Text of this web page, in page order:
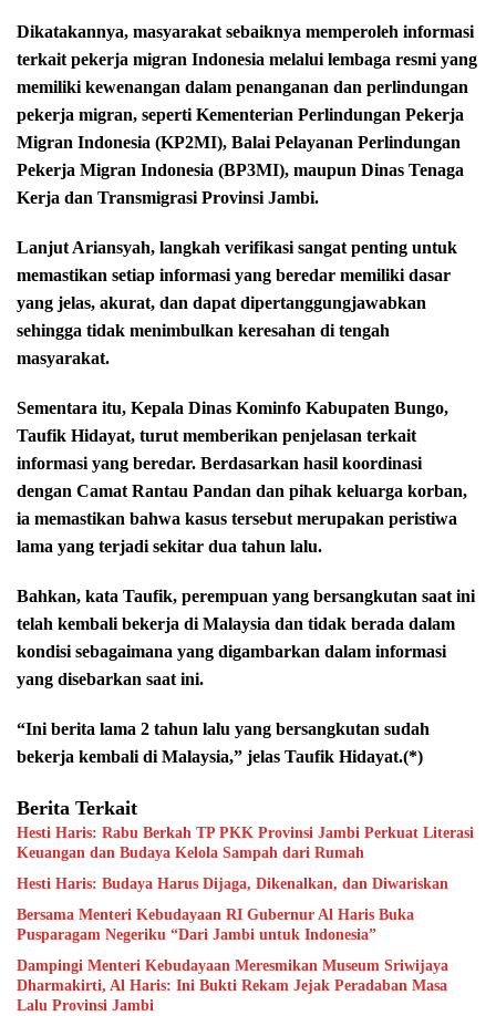
Dikatakannya, masyarakat sebaiknya memperoleh informasi
terkait pekerja migran Indonesia melalui lembaga resmi yang
memiliki kewenangan dalam penanganan dan perlindungan
pekerja migran, seperti Kementerian Perlindungan Pekerja
Migran Indonesia (KP2MI), Balai Pelayanan Perlindungan
Pekerja Migran Indonesia (BP3MI), maupun Dinas Tenaga
Kerja dan Transmigrasi Provinsi Jambi.
Lanjut Ariansyah, langkah verifikasi sangat penting untuk
memastikan setiap informasi yang beredar memiliki dasar
yang jelas, akurat, dan dapat dipertanggungjawabkan
sehingga tidak menimbulkan keresahan di tengah
masyarakat.
Sementara itu, Kepala Dinas Kominfo Kabupaten Bungo,
Taufik Hidayat, turut memberikan penjelasan terkait
informasi yang beredar. Berdasarkan hasil koordinasi
dengan Camat Rantau Pandan dan pihak keluarga korban,
ia memastikan bahwa kasus tersebut merupakan peristiwa
lama yang terjadi sekitar dua tahun lalu.
Bahkan, kata Taufik, perempuan yang bersangkutan saat ini
telah kembali bekerja di Malaysia dan tidak berada dalam
kondisi sebagaimana yang digambarkan dalam informasi
yang disebarkan saat ini.
“Ini berita lama 2 tahun lalu yang bersangkutan sudah
bekerja kembali di Malaysia,” jelas Taufik Hidayat.(*)
Berita Terkait
Hesti Haris: Rabu Berkah TP PKK Provinsi Jambi Perkuat Literasi
Keuangan dan Budaya Kelola Sampah dari Rumah
Hesti Haris: Budaya Harus Dijaga, Dikenalkan, dan Diwariskan
Bersama Menteri Kebudayaan RI Gubernur Al Haris Buka
Pusparagam Negeriku “Dari Jambi untuk Indonesia”
Dampingi Menteri Kebudayaan Meresmikan Museum Sriwijaya
Dharmakirti, Al Haris: Ini Bukti Rekam Jejak Peradaban Masa
Lalu Provinsi Jambi